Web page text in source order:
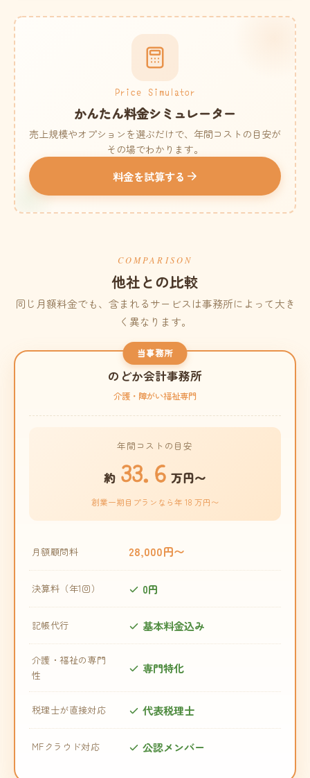
Price Simulator
かんたん料金シミュレーター
売上規模やオプションを選ぶだけで、年間コストの目安が
その場でわかります。
料金を試算する
COMPARISON
他社との比較
同じ月額料金でも、含まれるサービスは事務所によって大き
く異なります。
当事務所
のどか会計事務所
介護・障がい福祉専門
年間コストの目安
約 33.6 万円〜
創業一期目プランなら年 18 万円〜
月額顧問料 28,000円〜
決算料（年1回） 0円
記帳代行 基本料金込み
介護・福祉の専門
性
専門特化
税理士が直接対応 代表税理士
MFクラウド対応 公認メンバー